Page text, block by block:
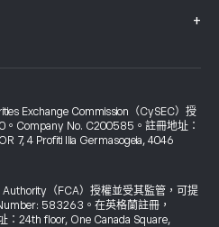
+
Exchange Commission（CySEC）授
Company No. C200585。註冊地址：
7, 4 Profiti Ilia Germasogeia, 4046
Authority（FCA）授權並受其監管，可提
583263。在英格蘭註冊，
：24th floor, One Canada Square,